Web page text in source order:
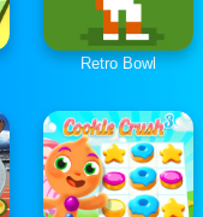
Retro Bowl